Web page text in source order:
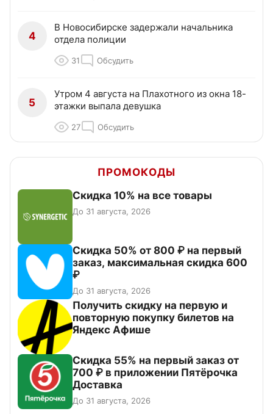
4
В Новосибирске задержали начальника
отдела полиции
31 Обсудить
5
Утром 4 августа на Плахотного из окна 18-
этажки выпала девушка
27 Обсудить
ПРОМОКОДЫ
Скидка 10% на все товары
До 31 августа, 2026
Скидка 50% от 800 ₽ на первый
заказ, максимальная скидка 600
₽
До 31 августа, 2026
Получить скидку на первую и
повторную покупку билетов на
Яндекс Афише
Скидка 55% на первый заказ от
700 ₽ в приложении Пятёрочка
Доставка
До 31 августа, 2026